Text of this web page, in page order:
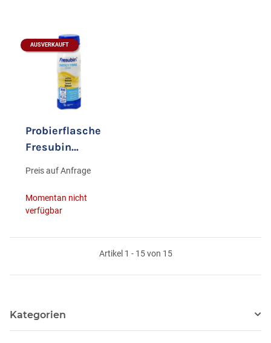
AUSVERKAUFT
Probierflasche
Fresubin
Drink Banane
1x200ml
Preis auf Anfrage
Momentan nicht
verfügbar
Artikel 1 - 15 von 15
Kategorien